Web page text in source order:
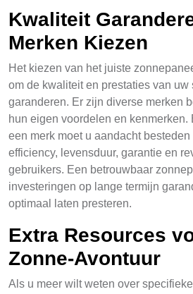
Kwaliteit
Merken Kiezen
Het kiezen van het juiste
om de kwaliteit en prestaties van uw
garanderen. Er zijn diverse merken
hun eigen voordelen en kenmerken.
een merk moet u aandacht
efficiency, levensduur, garantie en
gebruikers. Een betrouwbaar
investeringen op lange termijn
optimaal laten presteren.
Extra Resources
Zonne-Avontuur
Als u meer wilt weten over